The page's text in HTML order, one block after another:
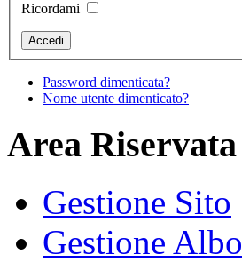
Ricordami
Password dimenticata?
Nome utente dimenticato?
Area Riservata
Gestione Sito
Gestione Albo